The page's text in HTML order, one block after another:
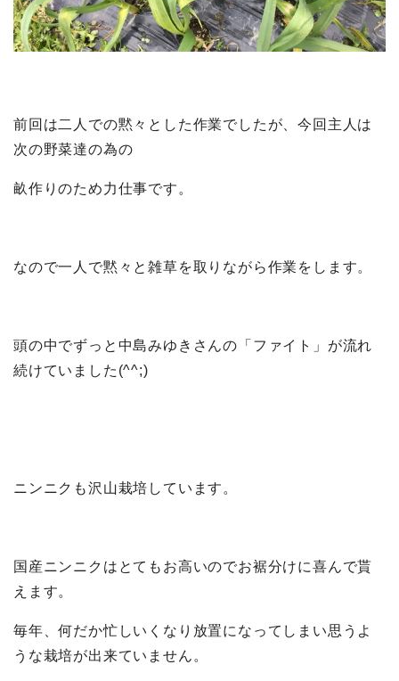
前回は二人での黙々とした作業でしたが、今回主人は
次の野菜達の為の
畝作りのため力仕事です。
なので一人で黙々と雑草を取りながら作業をします。
頭の中でずっと中島みゆきさんの「ファイト」が流れ
続けていました(^^;)
ニンニクも沢山栽培しています。
国産ニンニクはとてもお高いのでお裾分けに喜んで貰
えます。
毎年、何だか忙しいくなり放置になってしまい思うよ
うな栽培が出来ていません。